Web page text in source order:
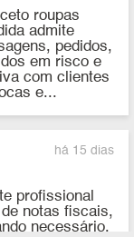
roupas
admite
pedidos,
em risco e
com clientes
e...
há 15 dias
profissional
notas fiscais,
necessário,